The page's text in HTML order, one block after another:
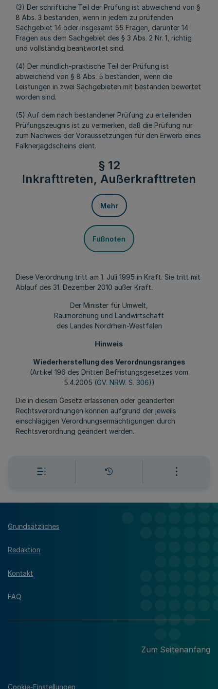
(3) Der schriftliche Teil der Prüfung ist abweichend von §
8 Abs. 3 bestanden, wenn in jedem zu prüfenden
Sachgebiet 14 oder insgesamt 55 Fragen, darunter 14
Fragen aus dem Sachgebiet des § 3 Abs. 2 Nr. 1, richtig
und vollständig beantwortet sind.
(4) Der mündlich-praktische Teil der Prüfung ist
abweichend von § 8 Abs. 5 bestanden, wenn die
Leistungen in zwei Sachgebieten mit bestanden bewertet
worden sind.
(5) Auf dem nach bestandener Prüfung zu erteilenden
Prüfungszeugnis ist zu vermerken, daß die Prüfung nur
zum Nachweis der Voraussetzungen für den Erwerb eines
Falknerjagdscheins dient.
§ 12
Inkrafttreten, Außerkrafttreten
Mehr
Fußnoten
Diese Verordnung tritt am 1. Juli 1995 in Kraft. Sie tritt mit
Ablauf des 31. Dezember 2010 außer Kraft.
Der Minister für Umwelt,
Raumordnung und Landwirtschaft
des Landes Nordrhein-Westfalen
Hinweis
Wiederherstellung des Verordnungsranges
(Artikel 196 des Dritten Befristungsgesetzes vom
5.4.2005 (GV. NRW. S. 306))
Die in diesem Gesetz erlassenen oder geänderten
Rechtsverordnungen können aufgrund der jeweils
einschlägigen Verordnungsermächtigungen durch
Rechtsverordnung geändert werden.
Grundsätzliches
Redaktion
Kontakt
FAQ
Zum Seitenanfang
Cookie-Einstellungen